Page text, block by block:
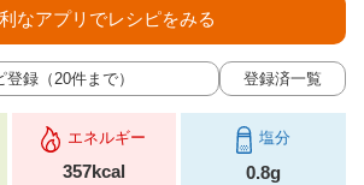
録（20件まで） 登録済一覧
なアプリでレシピをみる
エネルギー
357kcal
塩分
0.8g